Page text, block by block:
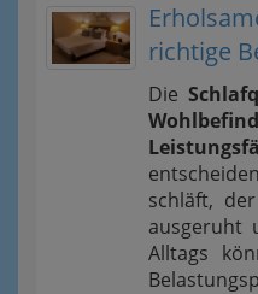
richtige
Die
schläft,
ausgeruht
Alltags